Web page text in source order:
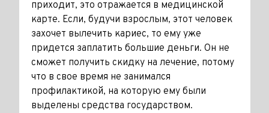
приходит, это отражается в медицинской
карте. Если, будучи взрослым, этот человек
захочет вылечить кариес, то ему уже
придется заплатить большие деньги. Он не
сможет по­лучить скидку на лечение, потому
что в свое время не занимался
профилактикой, на которую ему были
выделены средства государ­ством.